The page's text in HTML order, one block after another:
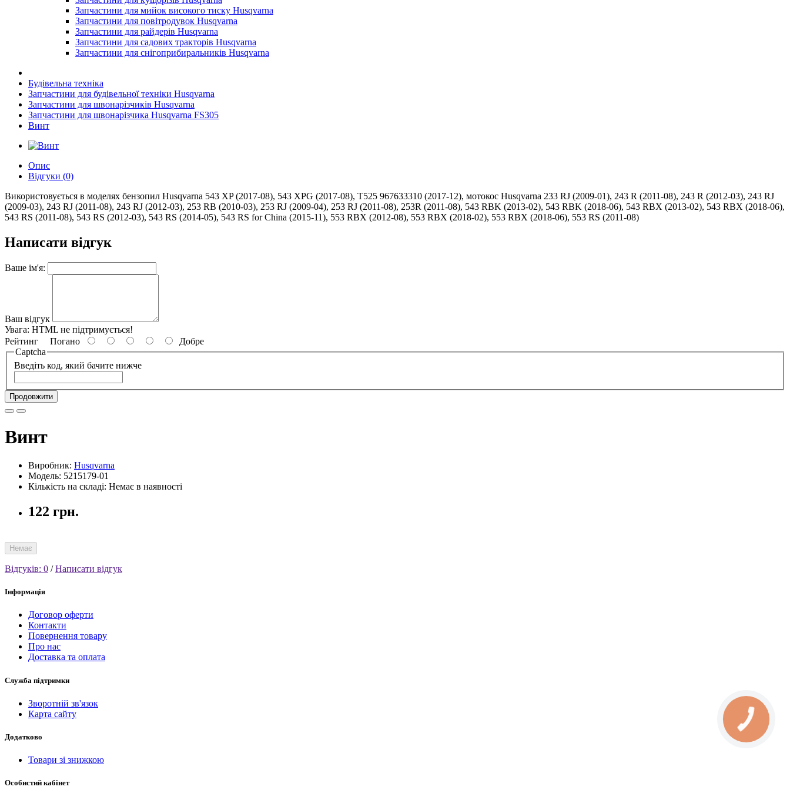
Запчастини для мийок високого тиску Husqvarna
Запчастини для повітродувок Husqvarna
Запчастини для райдерів Husqvarna
Запчастини для садових тракторів Husqvarna
Запчастини для снігоприбиральників Husqvarna
Будівельна техніка
Запчастини для будівельної техніки Husqvarna
Запчастини для швонарізчиків Husqvarna
Запчастини для швонарізчика Husqvarna FS305
Винт
Опис
Відгуки (0)
Використовується в моделях бензопил Husqvarna 543 XP (2017-08), 543 XPG (2017-08), T525 967633310 (2017-12), мотокос Husqvarna 233 RJ (2009-01), 243 R (2011-08), 243 R (2012-03), 243 RJ
(2009-03), 243 RJ (2011-08), 243 RJ (2012-03), 253 RB (2010-03), 253 RJ (2009-04), 253 RJ (2011-08), 253R (2011-08), 543 RBK (2013-02), 543 RBK (2018-06), 543 RBX (2013-02), 543 RBX (2018-06),
543 RS (2011-08), 543 RS (2012-03), 543 RS (2014-05), 543 RS for China (2015-11), 553 RBX (2012-08), 553 RBX (2018-02), 553 RBX (2018-06), 553 RS (2011-08)
Написати відгук
Ваше ім'я:
Ваш відгук
Увага: HTML не підтримується!
Рейтинг Погано
Добре
Captcha
Введіть код, який бачите нижче
Продовжити
Винт
Виробник: Husqvarna
Модель: 5215179-01
Кількість на складі: Немає в наявності
122 грн.
Немає
Відгуків: 0 /Написати відгук
Інформація
Договор оферти
Контакти
Повернення товару
Про нас
Доставка та оплата
Служба підтримки
Зворотній зв'язок
Карта сайту
Додатково
Товари зі знижкою
Особистий кабінет